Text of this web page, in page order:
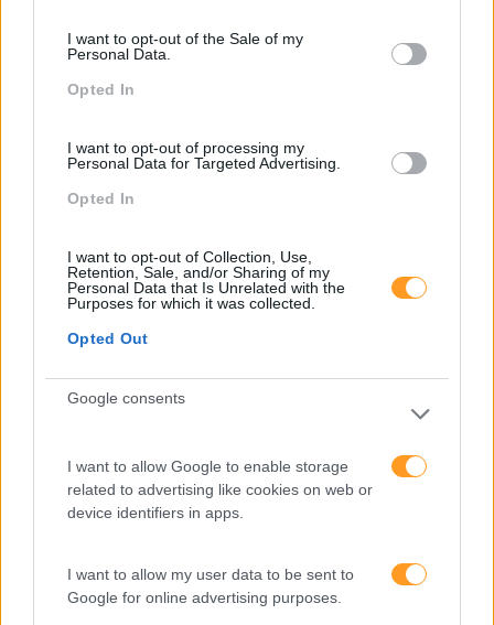
I want to opt-out of the Sale of my
Personal Data.
Opted In
I want to opt-out of processing my
Personal Data for Targeted Advertising.
Opted In
I want to opt-out of Collection, Use,
Retention, Sale, and/or Sharing of my
Personal Data that Is Unrelated with the
Purposes for which it was collected.
Opted Out
Google consents
I want to allow Google to enable storage
related to advertising like cookies on web or
device identifiers in apps.
I want to allow my user data to be sent to
Google for online advertising purposes.
Categorias Blog
Aprendizagem
Artigo De Opinião
Atendimento E Relação Cliente
Cultura
Desenvolvimento
Entrevista